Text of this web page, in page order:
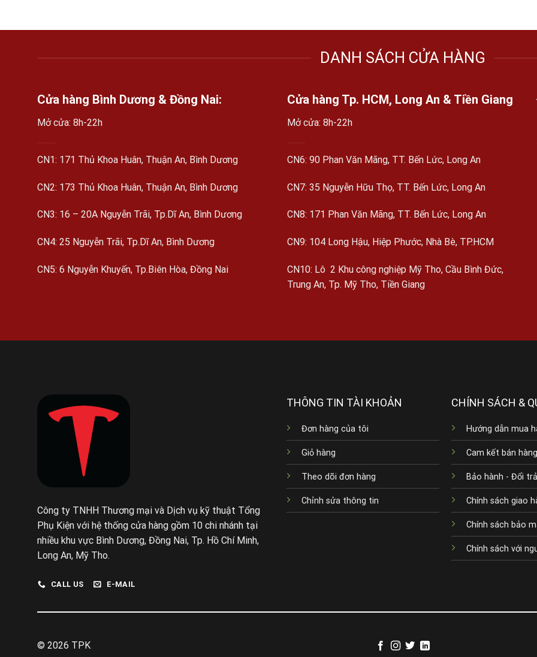
DANH SÁCH CỬA HÀNG
Cửa hàng Bình Dương & Đồng Nai:
Mở cửa: 8h-22h
CN1: 171 Thủ Khoa Huân, Thuận An, Bình Dương
CN2: 173 Thủ Khoa Huân, Thuận An, Bình Dương
CN3: 16 – 20A Nguyễn Trãi, Tp.Dĩ An, Bình Dương
CN4: 25 Nguyễn Trãi, Tp.Dĩ An, Bình Dương
CN5: 6 Nguyễn Khuyến, Tp.Biên Hòa, Đồng Nai
Cửa hàng Tp. HCM, Long An & Tiền Giang
Mở cửa: 8h-22h
CN6: 90 Phan Văn Mãng, TT. Bến Lức, Long An
CN7: 35 Nguyễn Hữu Thọ, TT. Bến Lức, Long An
CN8: 171 Phan Văn Mãng, TT. Bến Lức, Long An
CN9: 104 Long Hậu, Hiệp Phước, Nhà Bè, TP.HCM
CN10: Lô 2 Khu công nghiệp Mỹ Tho, Cầu Bình Đức,
Trung An, Tp. Mỹ Tho, Tiền Giang
Công ty TNHH Thương mại và Dịch vụ kỹ thuật Tổng
Phụ Kiện với hệ thống cửa hàng gồm 10 chi nhánh tại
nhiều khu vực Bình Dương, Đồng Nai, Tp. Hồ Chí Minh,
Long An, Mỹ Tho.
CALL US E-MAIL
THÔNG TIN TÀI KHOẢN
Đơn hàng của tôi
Giỏ hàng
Theo dõi đơn hàng
Chỉnh sửa thông tin
CHÍNH SÁCH &
Hướng dẫn mua
Cam kết bán hàng
Bảo hành - Đổi trả
Chính sách giao
Chính sách bảo
Chính sách với
© 2026 TPK